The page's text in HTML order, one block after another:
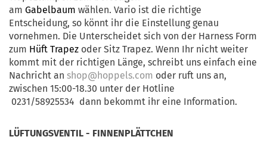
am Gabelbaum wählen. Vario ist die richtige
Entscheidung, so könnt ihr die Einstellung genau
vornehmen. Die Unterscheidet sich von der Harness Form
zum Hüft Trapez oder Sitz Trapez. Wenn Ihr nicht weiter
kommt mit der richtigen Länge, schreibt uns einfach eine
Nachricht an shop@hoppels.com oder ruft uns an,
zwischen 15:00-18.30 unter der Hotline
0231/58925534 dann bekommt ihr eine Information.
LÜFTUNGSVENTIL - FINNENPLÄTTCHEN